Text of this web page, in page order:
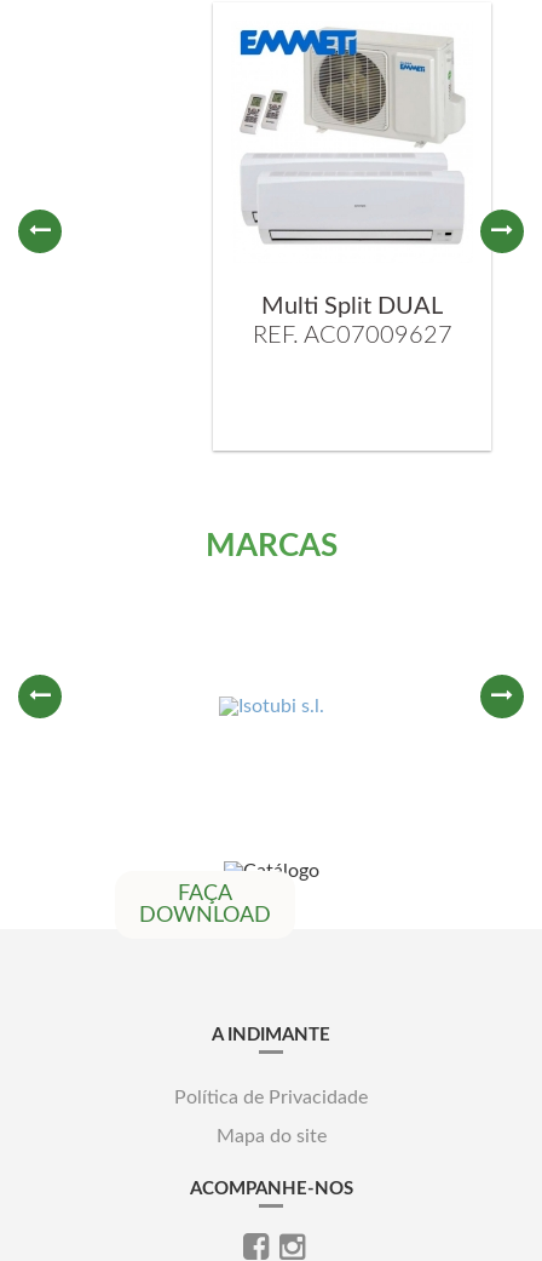
Multi Split DUAL
REF. AC07009627
MARCAS
FAÇA
DOWNLOAD
A INDIMANTE
Política de Privacidade
Mapa do site
ACOMPANHE-NOS